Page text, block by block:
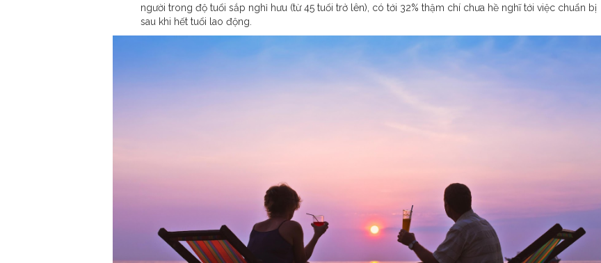
người trong độ tuổi sắp nghỉ hưu (từ 45 tuổi trở lên), có tới 32% thậm chí chưa hề nghĩ tới việc chuẩn bị
sau khi hết tuổi lao động.